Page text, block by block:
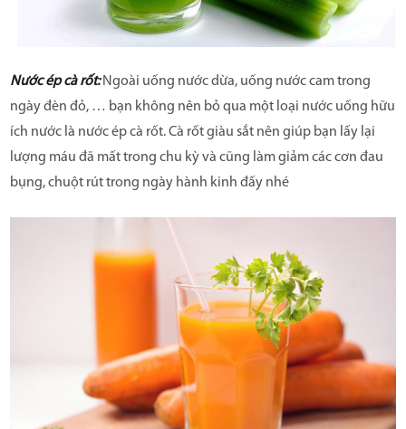
Nước ép cà rốt:Ngoài uống nước dừa, uống nước cam trong
ngày đèn đỏ, … bạn không nên bỏ qua một loại nước uống hữu
ích nước là nước ép cà rốt. Cà rốt giàu sắt nên giúp bạn lấy lại
lượng máu đã mất trong chu kỳ và cũng làm giảm các cơn đau
bụng, chuột rút trong ngày hành kinh đấy nhé